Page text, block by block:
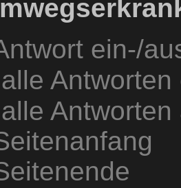
ein-/
alle
alle